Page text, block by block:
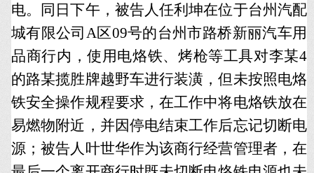
电。同日下午，被告人任利坤在位于台州汽配
城有限公司A区09号的台州市路桥新丽汽车用
品商行内，使用电烙铁、烤枪等工具对李某4
的路某揽胜牌越野车进行装潢，但未按照电烙
铁安全操作规程要求，在工作中将电烙铁放在
易燃物附近，并因停电结束工作后忘记切断电
源；被告人叶世华作为该商行经营管理者，在